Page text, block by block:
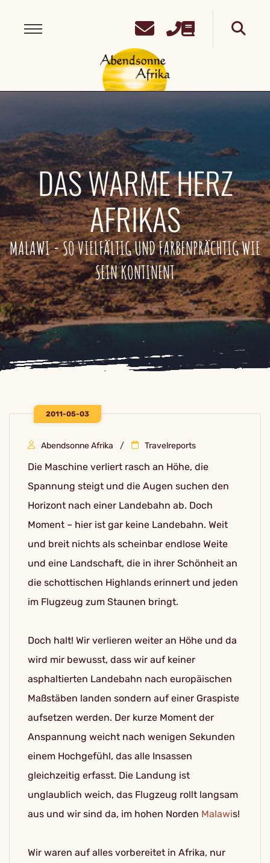
DAS WARME HERZ
AFRIKAS
MALAWI - SO VIELFÄLTIG UND FARBENPRÄCHTIG WIE
SEIN KONTINENT
2011-05-03
Abendsonne Afrika Travelreports
Die Maschine verliert rasch an Höhe, die
Spannung steigt und die Augen suchen den
Horizont nach einer Landebahn ab. Doch
Moment – hier ist gar keine Landebahn. Weit
und breit nichts als scheinbar endlose Weite
und eine Landschaft, die in ihrer Schönheit an
die schottischen Highlands erinnert und jeden
im Flugzeug zum Staunen bringt.
Doch halt! Wir verlieren weiter an Höhe und da
wird mir bewusst, dass wir auf keiner
asphaltierten Landebahn nach europäischen
Maßstäben landen sondern auf einer Graspiste
aufsetzen werden. Der kurze Moment der
Anspannung weicht nach wenigen Sekunden
einem Hochgefühl, das alle Insassen
gleichzeitig erfasst. Die Landung ist
unglaublich weich, das Flugzeug rollt langsam
aus und wir sind da, im hohen Norden Malawis!
Wir waren auf alles vorbereitet in Afrika, nur